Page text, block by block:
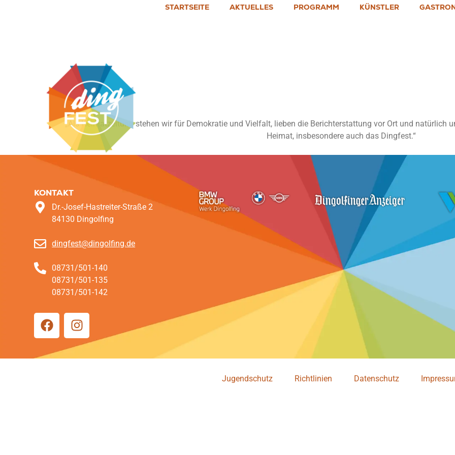
STARTSEITE AKTUELLES PROGRAMM KÜNSTLER
Maria Wälischmiller
„Als Heimatzeitung stehen wir für Demokratie und Vielfalt, lieben die Berichterstattung vor Ort und natürlich
Heimat, insbesondere auch das Dingfest.“
KONTAKT
Dr.-Josef-Hastreiter-Straße 2
84130 Dingolfing
dingfest@dingolfing.de
08731/501-140
08731/501-135
08731/501-142
Jugendschutz Richtlinien Datenschutz